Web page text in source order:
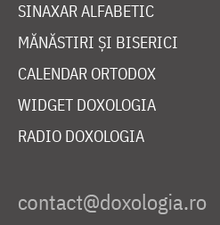
SINAXAR ALFABETIC
MĂNĂSTIRI ȘI BISERICI
CALENDAR ORTODOX
WIDGET DOXOLOGIA
RADIO DOXOLOGIA